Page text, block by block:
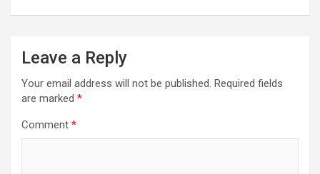
Leave a Reply
Your email address will not be published. Required fields
are marked *
Comment *